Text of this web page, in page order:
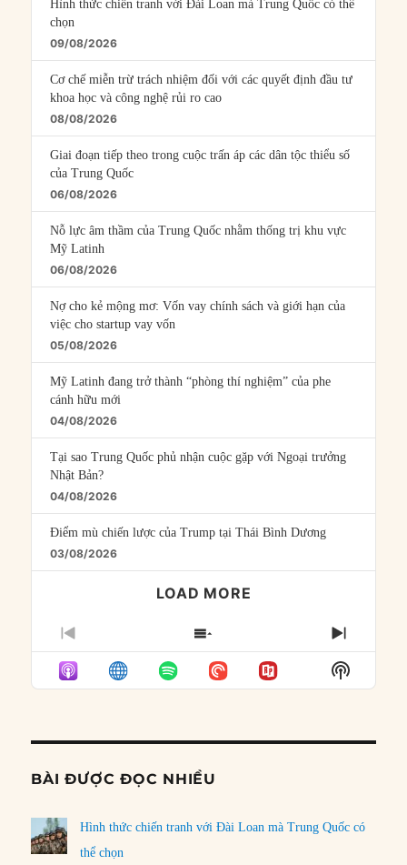
Hình thức chiến tranh với Đài Loan mà Trung Quốc có thể
chọn
09/08/2026
Cơ chế miễn trừ trách nhiệm đối với các quyết định đầu tư
khoa học và công nghệ rủi ro cao
08/08/2026
Giai đoạn tiếp theo trong cuộc trấn áp các dân tộc thiểu số
của Trung Quốc
06/08/2026
Nỗ lực âm thầm của Trung Quốc nhằm thống trị khu vực
Mỹ Latinh
06/08/2026
Nợ cho kẻ mộng mơ: Vốn vay chính sách và giới hạn của
việc cho startup vay vốn
05/08/2026
Mỹ Latinh đang trở thành “phòng thí nghiệm” của phe
cánh hữu mới
04/08/2026
Tại sao Trung Quốc phủ nhận cuộc gặp với Ngoại trưởng
Nhật Bản?
04/08/2026
Điểm mù chiến lược của Trump tại Thái Bình Dương
03/08/2026
LOAD MORE
PREVIOUS
EPISODE
SHOW
EPISODES
LIST
NEXT
Show
Podcast
BÀI ĐƯỢC ĐỌC NHIỀU
Hình thức chiến tranh với Đài Loan mà Trung Quốc có
thể chọn